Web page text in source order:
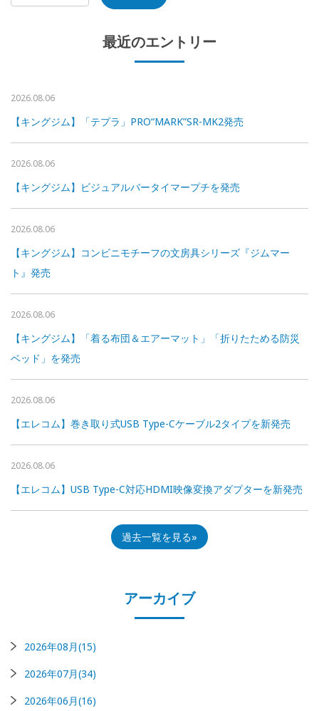
最近のエントリー
2026.08.06
【キングジム】「テプラ」PRO“MARK”SR-MK2発売
2026.08.06
【キングジム】ビジュアルバータイマープチを発売
2026.08.06
【キングジム】コンビニモチーフの文房具シリーズ『ジムマー
ト』発売
2026.08.06
【キングジム】「着る布団＆エアーマット」「折りたためる防災
ベッド」を発売
2026.08.06
【エレコム】巻き取り式USB Type-Cケーブル2タイプを新発売
2026.08.06
【エレコム】USB Type-C対応HDMI映像変換アダプターを新発売
過去一覧を見る
アーカイブ
2026年08月(15)
2026年07月(34)
2026年06月(16)